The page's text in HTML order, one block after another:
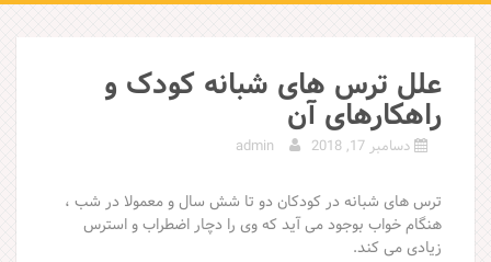
علل ترس های شبانه کودک و
راهکارهای آن
دسامبر 17, 2018 admin
ترس های شبانه در کودکان دو تا شش سال و معمولا در شب ،
هنگام خواب بوجود می آید که وی را دچار اضطراب و استرس
زیادی می کند.